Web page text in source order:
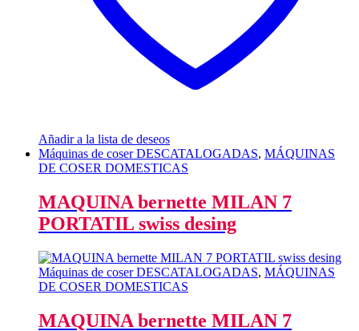
Añadir a la lista de deseos
Máquinas de coser DESCATALOGADAS, MÁQUINAS
DE COSER DOMESTICAS
MAQUINA bernette MILAN 7
PORTATIL swiss desing
Máquinas de coser DESCATALOGADAS, MÁQUINAS
DE COSER DOMESTICAS
MAQUINA bernette MILAN 7